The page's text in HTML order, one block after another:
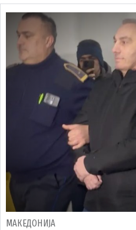
МАКЕДОНИЈА